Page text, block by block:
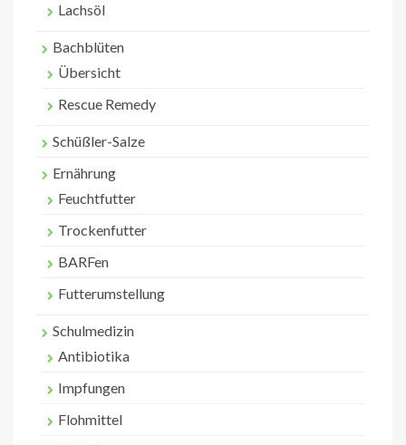
Lachsöl
Bachblüten
Übersicht
Rescue Remedy
Schüßler-Salze
Ernährung
Feuchtfutter
Trockenfutter
BARFen
Futterumstellung
Schulmedizin
Antibiotika
Impfungen
Flohmittel